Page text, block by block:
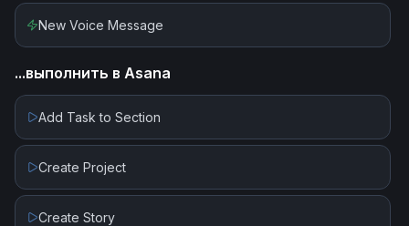
New Voice Message
...выполнить в Asana
Add Task to Section
Create Project
Create Story